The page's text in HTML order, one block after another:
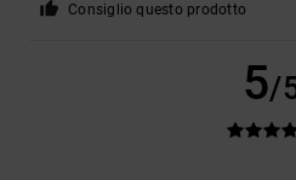
Consiglio questo prodotto
5/